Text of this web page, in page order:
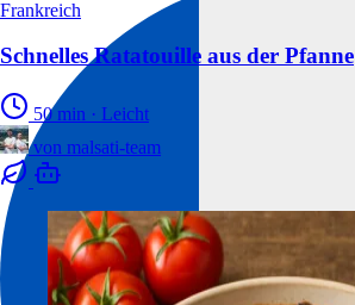
Frankreich
Schnelles Ratatouille aus der Pfanne
50 min · Leicht
von malsati-team